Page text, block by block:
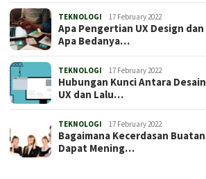
TEKNOLOGI 17 February 2022
Apa Pengertian UX Design dan
Apa Bedanya…
TEKNOLOGI 17 February 2022
Hubungan Kunci Antara Desain
UX dan Lalu…
TEKNOLOGI 17 February 2022
Bagaimana Kecerdasan Buatan
Dapat Mening…